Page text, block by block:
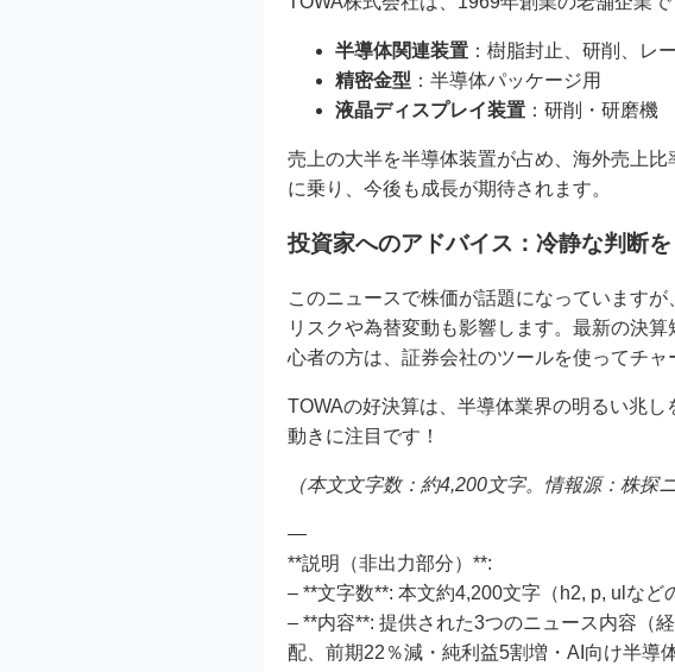
半導体関連装置 ：樹脂封止、研削、レ
精密金型 ：半導体パッケージ用
液晶ディスプレイ装置 ：研削・研磨機
売上の大半を半導体装置が占め、海外売上
に乗り、今後も成長が期待されます。
投資家へのアドバイス：冷静な判断を
このニュースで株価が話題になっています
リスクや為替変動も影響します。最新の決
心者の方は、証券会社のツールを使ってチ
TOWAの好決算は、半導体業界の明るい兆
動きに注目です！
（本文文字数：約4,200文字。情報源：株探
—
**説明（非出力部分）**:
– **文字数**: 本文約4,200文字（h2, p, ulなど
– **内容**: 提供された3つのニュース内容（
配、前期22％減・純利益5割増・AI向け半導